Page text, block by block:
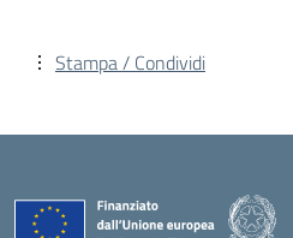
Stampa / Condividi